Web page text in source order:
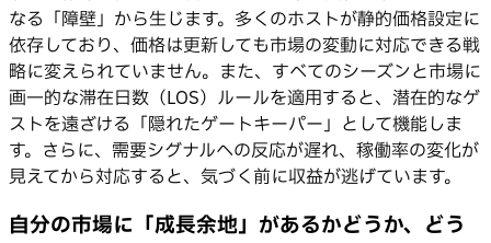
なる「障壁」から生じます。多くのホストが静的価格設定に
依存しており、価格は更新しても市場の変動に対応できる戦
略に変えられていません。また、すべてのシーズンと市場に
画一的な滞在日数（LOS）ルールを適用すると、潜在的なゲ
ストを遠ざける「隠れたゲートキーパー」として機能しま
す。さらに、需要シグナルへの反応が遅れ、稼働率の変化が
見えてから対応すると、気づく前に収益が逃げています。
自分の市場に「成長余地」があるかどうか、どう